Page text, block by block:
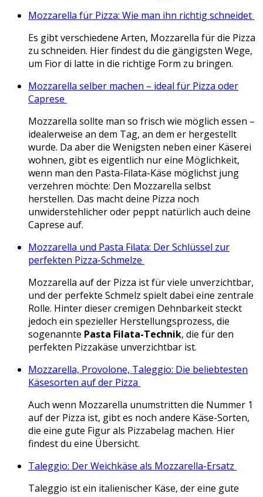
Mozzarella für Pizza: Wie man ihn richtig schneidet
Es gibt verschiedene Arten, Mozzarella für die Pizza
zu schneiden. Hier findest du die gängigsten Wege,
um Fior di latte in die richtige Form zu bringen.
Mozzarella selber machen – ideal für Pizza oder
Caprese
Mozzarella sollte man so frisch wie möglich essen –
idealerweise an dem Tag, an dem er hergestellt
wurde. Da aber die Wenigsten neben einer Käserei
wohnen, gibt es eigentlich nur eine Möglichkeit,
wenn man den Pasta-Filata-Käse möglichst jung
verzehren möchte: Den Mozzarella selbst
herstellen. Das macht deine Pizza noch
unwiderstehlicher oder peppt natürlich auch deine
Caprese auf.
Mozzarella und Pasta Filata: Der Schlüssel zur
perfekten Pizza-Schmelze
Mozzarella auf der Pizza ist für viele unverzichtbar,
und der perfekte Schmelz spielt dabei eine zentrale
Rolle. Hinter dieser cremigen Dehnbarkeit steckt
jedoch ein spezieller Herstellungsprozess, die
sogenannte Pasta Filata-Technik, die für den
perfekten Pizzakäse unverzichtbar ist.
Mozzarella, Provolone, Taleggio: Die beliebtesten
Käsesorten auf der Pizza
Auch wenn Mozzarella unumstritten die Nummer 1
auf der Pizza ist, gibt es noch andere Käse-Sorten,
die eine gute Figur als Pizzabelag machen. Hier
findest du eine Übersicht.
Taleggio: Der Weichkäse als Mozzarella-Ersatz
Taleggio ist ein italienischer Käse, der eine gute